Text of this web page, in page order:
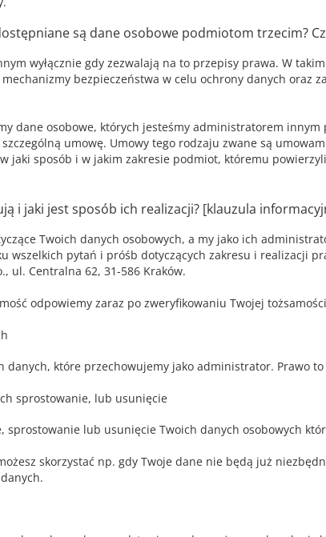
są dane osobowe podmiotom trzecim?
wyłącznie gdy zezwalają na to przepisy prawa. W
bezpieczeństwa w celu ochrony danych oraz
dane osobowe, których jesteśmy administratorem
umowę. Umowy tego rodzaju zwane są
jaki sposób i w jakim zakresie podmiot, któremu
i jaki jest sposób ich realizacji? [klauzula
Twoich danych osobowych, a my jako ich
wszelkich pytań i próśb dotyczących zakresu i realizacji
ul. Centralna 62, 31-586 Kraków.
odpowiemy zaraz po zweryfikowaniu Twojej
danych, które przechowujemy jako administrator. Prawo
sprostowanie, lub usunięcie
sprostowanie lub usunięcie Twoich danych osobowych
skorzystać np. gdy Twoje dane nie będą już